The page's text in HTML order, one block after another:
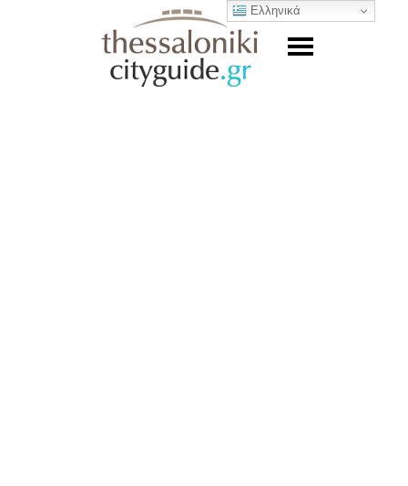
Ελληνικά